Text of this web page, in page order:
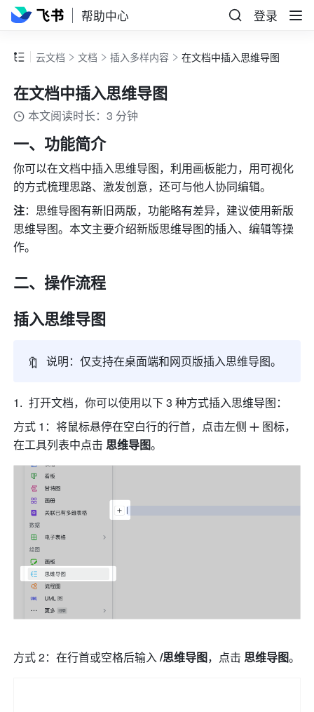
帮助中心 登录
云文档 文档 插入多样内容 在文档中插入思维导图
在文档中插入思维导图
本文阅读时长：3 分钟
一、功能简介
你可以在文档中插入思维导图，利用画板能力，用可视化
的方式梳理思路、激发创意，还可与他人协同编辑。
注：思维导图有新旧两版，功能略有差异，建议使用新版
思维导图。本文主要介绍新版思维导图的插入、编辑等操
作。
二、操作流程
插入思维导图
🔖 说明：仅支持在桌面端和网页版插入思维导图。
打开文档，你可以使用以下 3 种方式插入思维导图：
方式 1：将鼠标悬停在空白行的行首，点击左侧
图标，
在工具列表中点击 思维导图。
方式 2：在行首或空格后输入 /思维导图，点击 思维导图。